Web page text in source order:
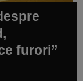
furori”